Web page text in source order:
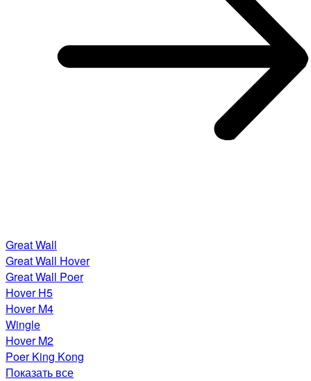
Great Wall
Great Wall Hover
Great Wall Poer
Hover H5
Hover M4
Wingle
Hover M2
Poer King Kong
Показать все